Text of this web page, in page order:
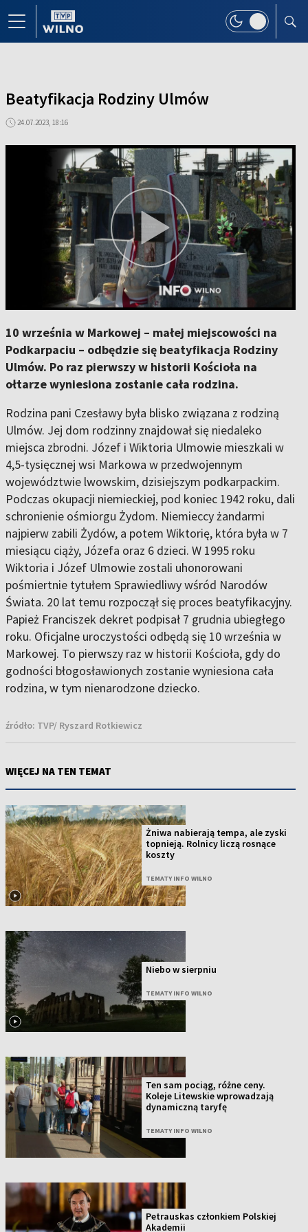
Beatyfikacja Rodziny Ulmów
24.07.2023, 18:16
10 września w Markowej – małej miejscowości na
Podkarpaciu – odbędzie się beatyfikacja Rodziny
Ulmów. Po raz pierwszy w historii Kościoła na
ołtarze wyniesiona zostanie cała rodzina.
Rodzina pani Czesławy była blisko związana z rodziną
Ulmów. Jej dom rodzinny znajdował się niedaleko
miejsca zbrodni. Józef i Wiktoria Ulmowie mieszkali w
4,5-tysięcznej wsi Markowa w przedwojennym
województwie lwowskim, dzisiejszym podkarpackim.
Podczas okupacji niemieckiej, pod koniec 1942 roku, dali
schronienie ośmiorgu Żydom. Niemieccy żandarmi
najpierw zabili Żydów, a potem Wiktorię, która była w 7
miesiącu ciąży, Józefa oraz 6 dzieci. W 1995 roku
Wiktoria i Józef Ulmowie zostali uhonorowani
pośmiertnie tytułem Sprawiedliwy wśród Narodów
Świata. 20 lat temu rozpoczął się proces beatyfikacyjny.
Papież Franciszek dekret podpisał 7 grudnia ubiegłego
roku. Oficjalne uroczystości odbędą się 10 września w
Markowej. To pierwszy raz w historii Kościoła, gdy do
godności błogosławionych zostanie wyniesiona cała
rodzina, w tym nienarodzone dziecko.
źródło: TVP/ Ryszard Rotkiewicz
WIĘCEJ NA TEN TEMAT
Żniwa nabierają tempa, ale zyski
topnieją. Rolnicy liczą rosnące
koszty
TEMATY INFO WILNO
Niebo w sierpniu
TEMATY INFO WILNO
Ten sam pociąg, różne ceny.
Koleje Litewskie wprowadzają
dynamiczną taryfę
TEMATY INFO WILNO
Petrauskas członkiem Polskiej
Akademii